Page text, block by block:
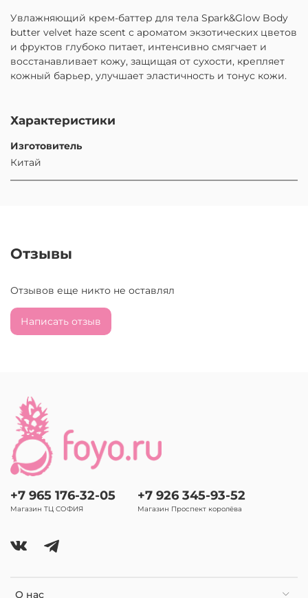
Увлажняющий крем-баттер для тела Spark&Glow Body
butter velvet haze scent с ароматом экзотических цветов
и фруктов глубоко питает, интенсивно смягчает и
восстанавливает кожу, защищая от сухости, крепляет
кожный барьер, улучшает эластичность и тонус кожи.
Характеристики
Изготовитель
Китай
Отзывы
Отзывов еще никто не оставлял
Написать отзыв
О нас
+7 965 176-32-05
Магазин ТЦ СОФИЯ
+7 926 345-93-52
Магазин Проспект королёва